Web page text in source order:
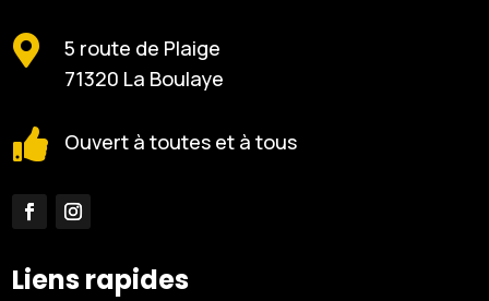

5 route de Plaige
71320 La Boulaye
 Ouvert à toutes et à tous
Liens rapides